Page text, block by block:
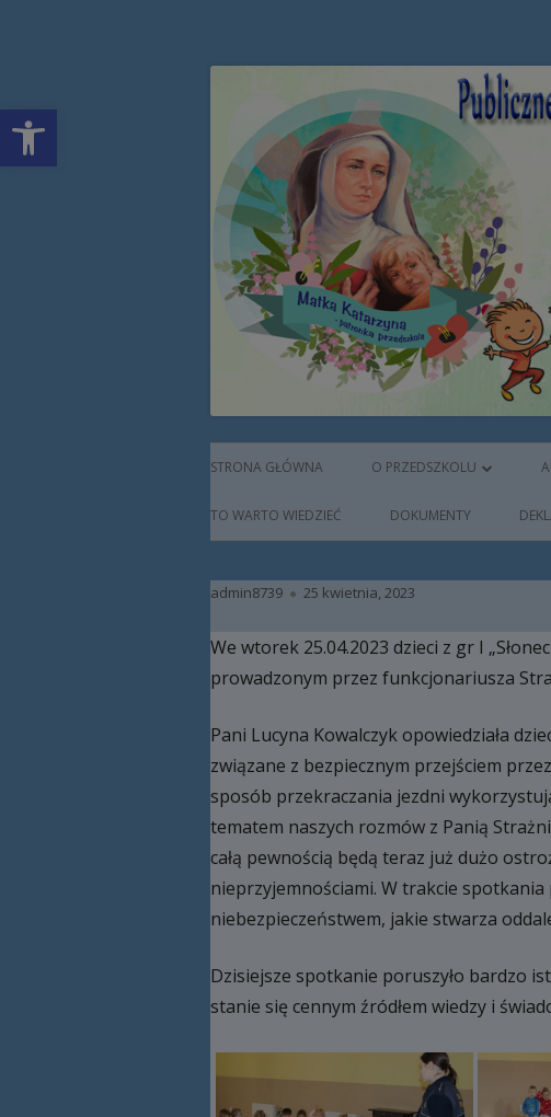
Open toolbar
Publiczne Przedszkole z
Augustianek
Menu
główne
STRONA GŁÓWNA O PRZEDSZKOLU
HISTORIA
RAMOWY PLAN DNIA
ZAJĘCIA
PRACA Z DZIECKIEM
BAZA LOKALOWA
TO WARTO WIEDZIEĆ DOKUMENTY
Autor
admin8739 Opublikowano
25 kwietnia, 2023
We wtorek 25.04.2023 dzieci z gr I
prowadzonym przez funkcjonariusza
Pani Lucyna Kowalczyk opowiedziała
związane z bezpiecznym przejściem
sposób przekraczania jezdni
tematem naszych rozmów z Panią
całą pewnością będą teraz już dużo
nieprzyjemnościami. W trakcie
niebezpieczeństwem, jakie stwarza
Dzisiejsze spotkanie poruszyło bardzo
stanie się cennym źródłem wiedzy i